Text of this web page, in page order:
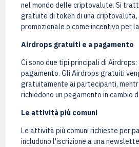
nel mondo delle criptovalute. Si
gratuite di token di una criptovaluta,
promozionale o come incentivo per
Airdrops gratuiti e a pagamento
Ci sono due tipi principali di
pagamento. Gli Airdrops gratuiti
gratuitamente ai partecipanti,
richiedono un pagamento in cambio
Le attività più comuni
Le attività più comuni richieste per
includono l'iscrizione a una